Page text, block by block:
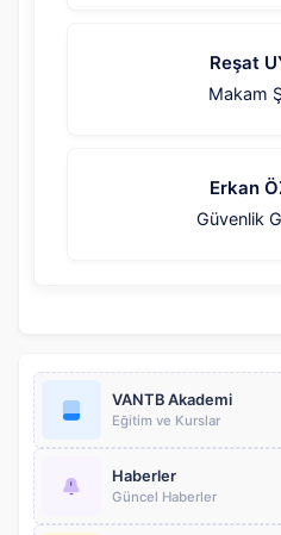
Reşat
Makam
Erkan
Güvenlik
VANTB Akademi
Eğitim ve Kurslar
Haberler
Güncel Haberler